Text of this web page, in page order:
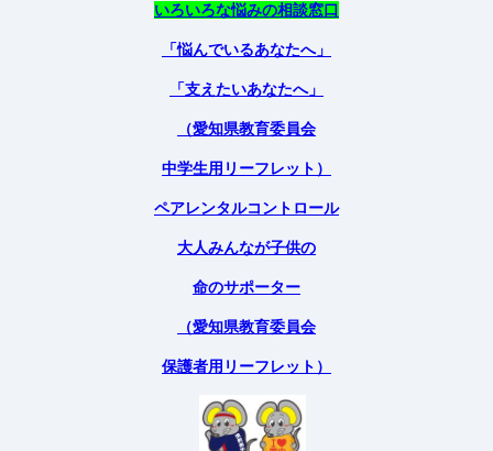
いろいろな悩みの相談窓口
「悩んでいるあなたへ」
「支えたいあなたへ」
（愛知県教育委員会
中学生用リーフレット）
ペアレンタルコントロール
大人みんなが子供の
命のサポーター
（愛知県教育委員会
保護者用リーフレット）